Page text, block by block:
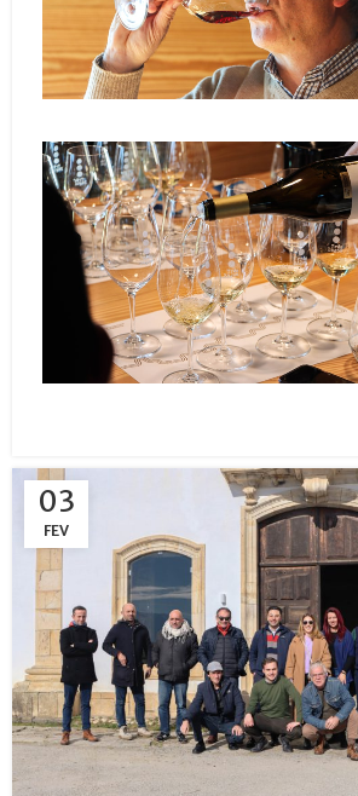
03
FEV